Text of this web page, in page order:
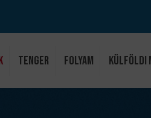
Tenger Folyam Külföldi